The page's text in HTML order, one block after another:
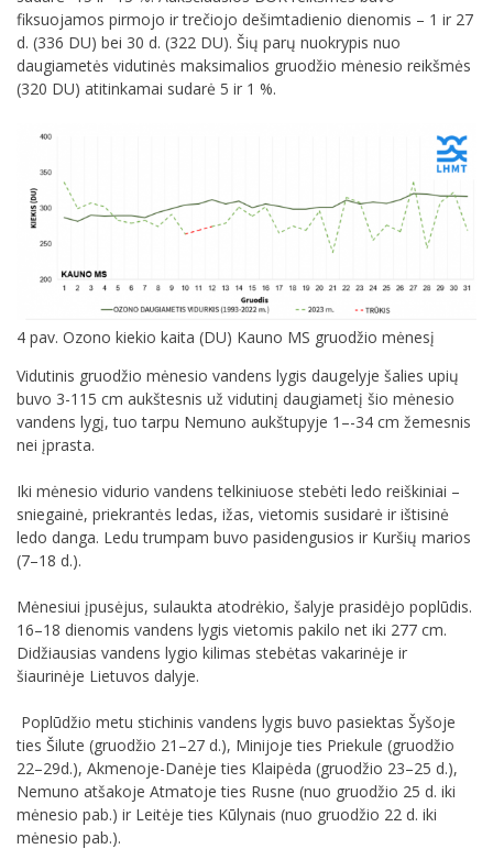
fiksuojamos pirmojo ir trečiojo dešimtadienio dienomis – 1 ir 27
d. (336 DU) bei 30 d. (322 DU). Šių parų nuokrypis nuo
daugiametės vidutinės maksimalios gruodžio mėnesio reikšmės
(320 DU) atitinkamai sudarė 5 ir 1 %.
4 pav. Ozono kiekio kaita (DU) Kauno MS gruodžio mėnesį
Vidutinis gruodžio mėnesio vandens lygis daugelyje šalies upių
buvo 3-115 cm aukštesnis už vidutinį daugiametį šio mėnesio
vandens lygį, tuo tarpu Nemuno aukštupyje 1–-34 cm žemesnis
nei įprasta.
Iki mėnesio vidurio vandens telkiniuose stebėti ledo reiškiniai –
sniegainė, priekrantės ledas, ižas, vietomis susidarė ir ištisinė
ledo danga. Ledu trumpam buvo pasidengusios ir Kuršių marios
(7–18 d.).
Mėnesiui įpusėjus, sulaukta atodrėkio, šalyje prasidėjo poplūdis.
16–18 dienomis vandens lygis vietomis pakilo net iki 277 cm.
Didžiausias vandens lygio kilimas stebėtas vakarinėje ir
šiaurinėje Lietuvos dalyje.
Poplūdžio metu stichinis vandens lygis buvo pasiektas Šyšoje
ties Šilute (gruodžio 21–27 d.), Minijoje ties Priekule (gruodžio
22–29d.), Akmenoje-Danėje ties Klaipėda (gruodžio 23–25 d.),
Nemuno atšakoje Atmatoje ties Rusne (nuo gruodžio 25 d. iki
mėnesio pab.) ir Leitėje ties Kūlynais (nuo gruodžio 22 d. iki
mėnesio pab.).